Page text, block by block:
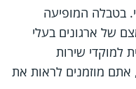
בטבלה המופיעה
של ארגונים בעלי
למוקדי שירות
אתם מוזמנים לראות את